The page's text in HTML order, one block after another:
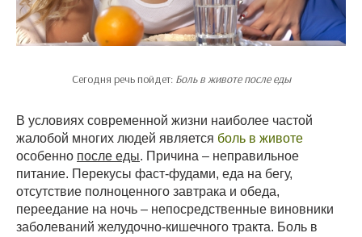
Сегодня речь пойдет: Боль в животе после еды
В условиях современной жизни наиболее частой
жалобой многих людей является боль в животе
особенно после еды. Причина – неправильное
питание. Перекусы фаст-фудами, еда на бегу,
отсутствие полноценного завтрака и обеда,
переедание на ночь – непосредственные виновники
заболеваний желудочно-кишечного тракта. Боль в